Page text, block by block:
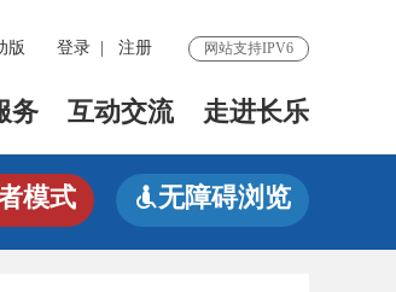
版 登录 注册 网站支持IPV6
务 互动交流 走进长乐
模式 无障碍浏览